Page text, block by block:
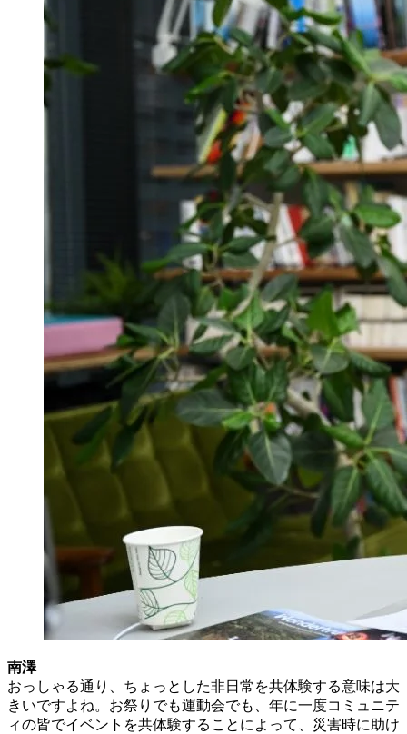
南澤
おっしゃる通り、ちょっとした非日常を共体験する意味は大
きいですよね。お祭りでも運動会でも、年に一度コミュニテ
ィの皆でイベントを共体験することによって、災害時に助け